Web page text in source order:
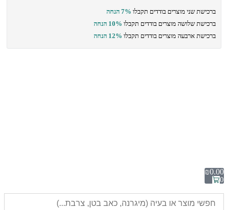
ברכישת שני מוצרים בודדים תקבלו 7% הנחה
ברכישת שלושה מוצרים בודדים תקבלו 10% הנחה
ברכישת ארבעה מוצרים בודדים תקבלו 12% הנחה
₪0.00
0